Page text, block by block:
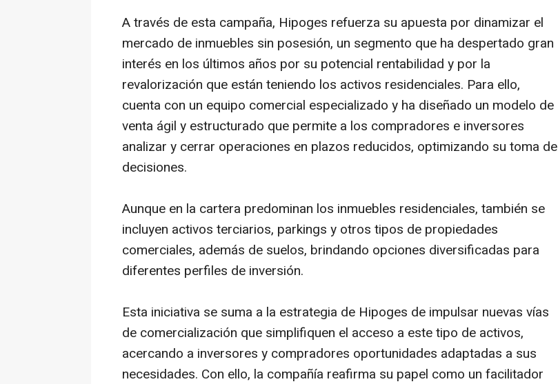
A través de esta campaña, Hipoges refuerza su apuesta por dinamizar el
mercado de inmuebles sin posesión, un segmento que ha despertado gran
interés en los últimos años por su potencial rentabilidad y por la
revalorización que están teniendo los activos residenciales. Para ello,
cuenta con un equipo comercial especializado y ha diseñado un modelo de
venta ágil y estructurado que permite a los compradores e inversores
analizar y cerrar operaciones en plazos reducidos, optimizando su toma de
decisiones.
Aunque en la cartera predominan los inmuebles residenciales, también se
incluyen activos terciarios, parkings y otros tipos de propiedades
comerciales, además de suelos, brindando opciones diversificadas para
diferentes perfiles de inversión.
Esta iniciativa se suma a la estrategia de Hipoges de impulsar nuevas vías
de comercialización que simplifiquen el acceso a este tipo de activos,
acercando a inversores y compradores oportunidades adaptadas a sus
necesidades. Con ello, la compañía reafirma su papel como un facilitador